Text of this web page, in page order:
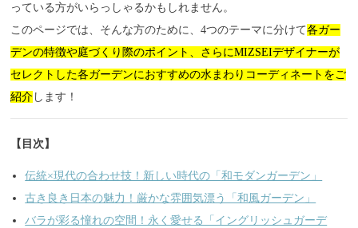
っている方がいらっしゃるかもしれません。
このページでは、そんな方のために、4つのテーマに分けて各ガー
デンの特徴や庭づくり際のポイント、さらにMIZSEIデザイナーが
セレクトした各ガーデンにおすすめの水まわりコーディネートをご
紹介 します！
【目次】
伝統×現代の合わせ技！新しい時代の「和モダンガーデン」
古き良き日本の魅力！厳かな雰囲気漂う「和風ガーデン」
バラが彩る憧れの空間！永く愛せる「イングリッシュガーデ